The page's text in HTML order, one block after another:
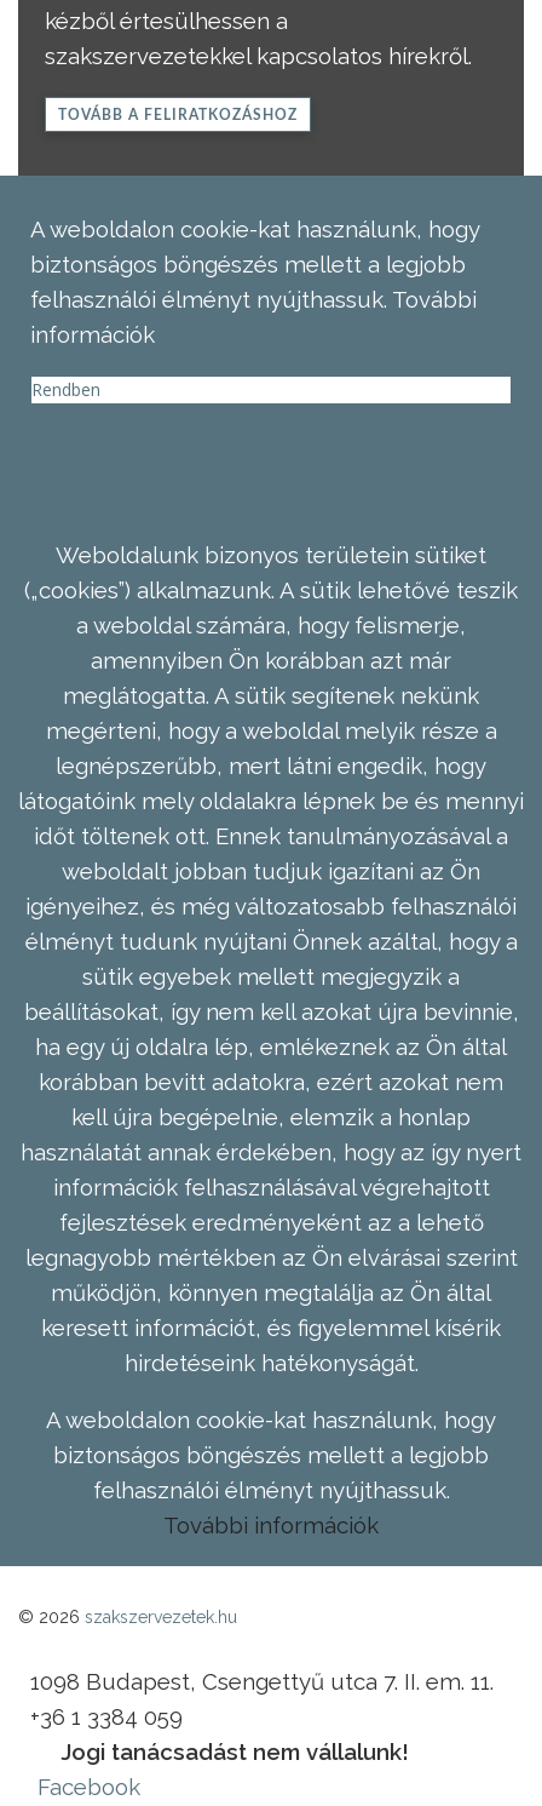
kézből értesülhessen a
szakszervezetekkel kapcsolatos hírekről.
TOVÁBB A FELIRATKOZÁSHOZ
A weboldalon cookie-kat használunk, hogy
biztonságos böngészés mellett a legjobb
felhasználói élményt nyújthassuk. További
információk
Rendben
Weboldalunk bizonyos területein sütiket
(„cookies”) alkalmazunk. A sütik lehetővé teszik
a weboldal számára, hogy felismerje,
amennyiben Ön korábban azt már
meglátogatta. A sütik segítenek nekünk
megérteni, hogy a weboldal melyik része a
legnépszerűbb, mert látni engedik, hogy
látogatóink mely oldalakra lépnek be és mennyi
időt töltenek ott. Ennek tanulmányozásával a
weboldalt jobban tudjuk igazítani az Ön
igényeihez, és még változatosabb felhasználói
élményt tudunk nyújtani Önnek azáltal, hogy a
sütik egyebek mellett megjegyzik a
beállításokat, így nem kell azokat újra bevinnie,
ha egy új oldalra lép, emlékeznek az Ön által
korábban bevitt adatokra, ezért azokat nem
kell újra begépelnie, elemzik a honlap
használatát annak érdekében, hogy az így nyert
információk felhasználásával végrehajtott
fejlesztések eredményeként az a lehető
legnagyobb mértékben az Ön elvárásai szerint
működjön, könnyen megtalálja az Ön által
keresett információt, és figyelemmel kísérik
hirdetéseink hatékonyságát.
A weboldalon cookie-kat használunk, hogy
biztonságos böngészés mellett a legjobb
felhasználói élményt nyújthassuk.
További információk
© 2026 szakszervezetek.hu
1098 Budapest, Csengettyű utca 7. II. em. 11.
+36 1 3384 059
Jogi tanácsadást nem vállalunk!
Facebook